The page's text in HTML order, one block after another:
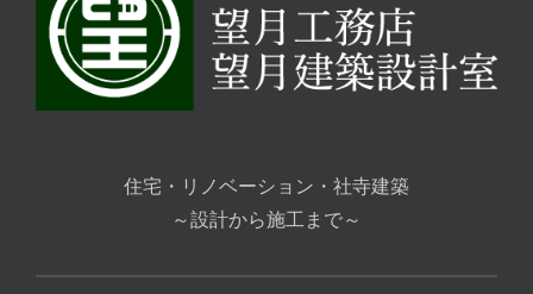
住宅・リノベーション・社寺建築
～設計から施工まで～